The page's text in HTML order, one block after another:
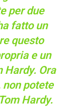
per due
fatto un
questo
e un
Hardy. Ora
non potete
Hardy.